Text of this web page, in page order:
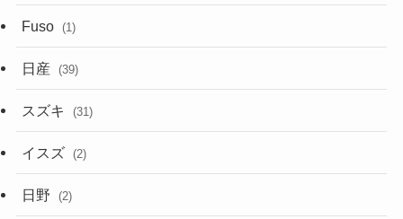
Fuso (1)
日産 (39)
スズキ (31)
イスズ (2)
日野 (2)